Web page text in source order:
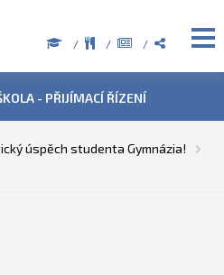
- PŘIJÍMACÍ ŘÍZENÍ
úspěch studenta Gymnázia!